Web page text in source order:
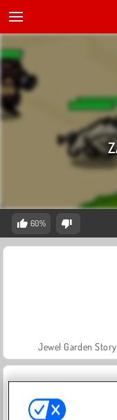
60%
Jewel Garden Story